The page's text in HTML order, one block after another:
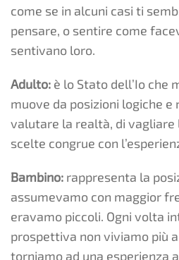
come se in alcuni casi ti
pensare, o sentire come
sentivano loro.
Adulto: è lo Stato dell’Io che
muove da posizioni logiche e
valutare la realtà, di vagliare
scelte congrue con
Bambino: rappresenta la
assumevamo con maggior
eravamo piccoli. Ogni volta
prospettiva non viviamo più
torniamo ad una esperienza